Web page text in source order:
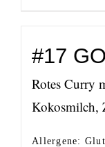
#17
Rotes Curry
Kokosmilch,
Allergene: